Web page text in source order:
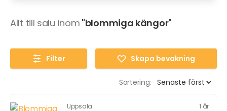
Allt till salu inom "blommiga kängor"
Filter Skapa bevakning
Sortering:
Uppsala 1 år